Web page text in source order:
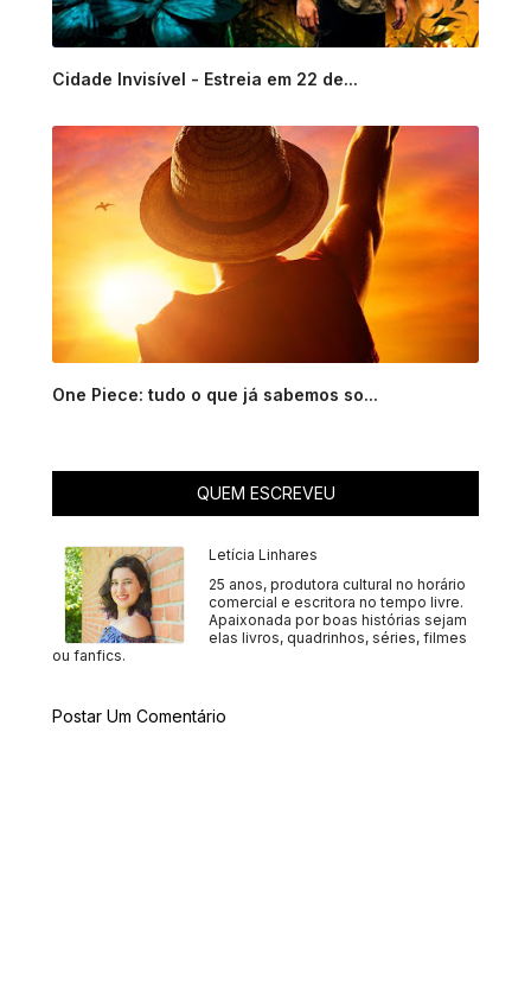
Cidade Invisível - Estreia em 22 de...
One Piece: tudo o que já sabemos so...
QUEM ESCREVEU
Letícia Linhares
25 anos, produtora cultural no horário
comercial e escritora no tempo livre.
Apaixonada por boas histórias sejam
elas livros, quadrinhos, séries, filmes
ou fanfics.
Postar Um Comentário